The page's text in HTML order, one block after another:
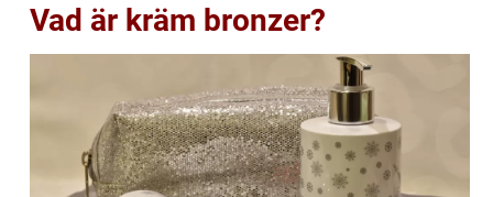
Vad är kräm bronzer?